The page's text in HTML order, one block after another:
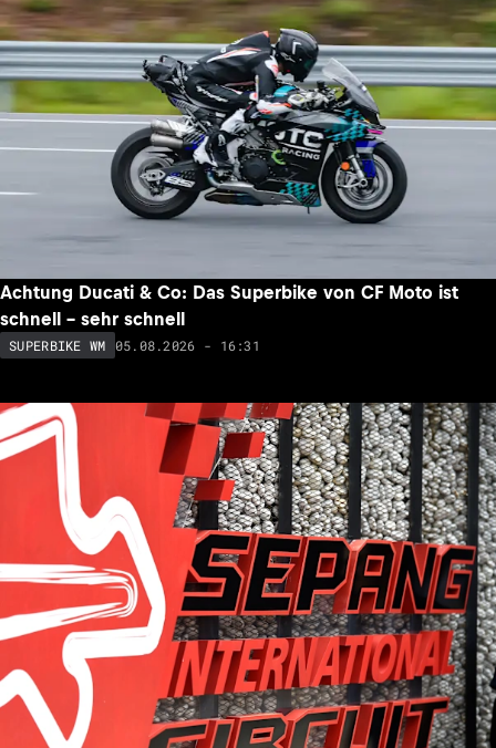
Achtung Ducati & Co: Das Superbike von CF Moto ist
schnell – sehr schnell
SUPERBIKE WM 05.08.2026 - 16:31